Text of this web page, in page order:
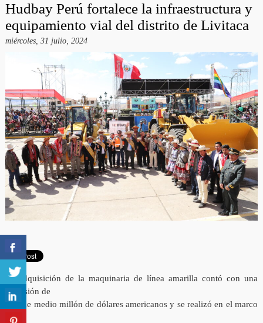
Hudbay Perú fortalece la infraestructura y
equipamiento vial del distrito de Livitaca
miércoles, 31 julio, 2024
La adquisición de la maquinaria de línea amarilla contó con una
inversión de
más de medio millón de dólares americanos y se realizó en el marco
del